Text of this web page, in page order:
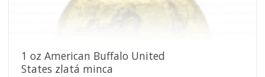
1 oz American Buffalo United
States zlatá minca